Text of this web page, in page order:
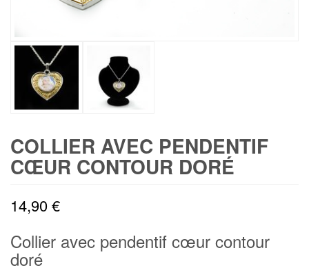
COLLIER AVEC PENDENTIF
CŒUR CONTOUR DORÉ
14,90€
Collier avec pendentif cœur contour
doré